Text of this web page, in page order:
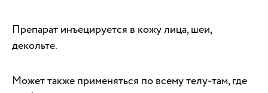
Препарат инъецируется в кожу лица, шеи,
декольте.
Может также применяться по всему телу-там, где